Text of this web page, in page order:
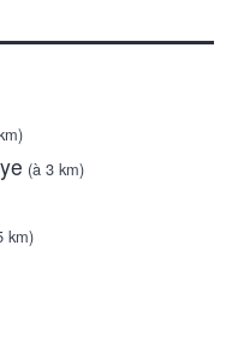
(à 3 km)
km)